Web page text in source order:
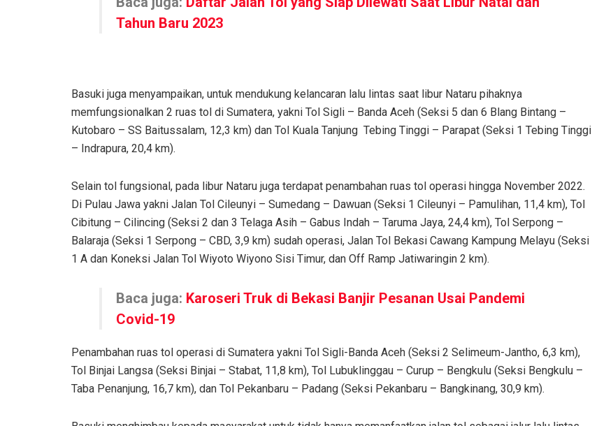
Tahun Baru 2023
Basuki juga menyampaikan, untuk mendukung kelancaran lalu lintas saat libur Nataru pihaknya
memfungsionalkan 2 ruas tol di Sumatera, yakni Tol Sigli – Banda Aceh (Seksi 5 dan 6 Blang Bintang –
Kutobaro – SS Baitussalam, 12,3 km) dan Tol Kuala Tanjung Tebing Tinggi – Parapat (Seksi 1 Tebing Tinggi
– Indrapura, 20,4 km).
Selain tol fungsional, pada libur Nataru juga terdapat penambahan ruas tol operasi hingga November 2022.
Di Pulau Jawa yakni Jalan Tol Cileunyi – Sumedang – Dawuan (Seksi 1 Cileunyi – Pamulihan, 11,4 km), Tol
Cibitung – Cilincing (Seksi 2 dan 3 Telaga Asih – Gabus Indah – Taruma Jaya, 24,4 km), Tol Serpong –
Balaraja (Seksi 1 Serpong – CBD, 3,9 km) sudah operasi, Jalan Tol Bekasi Cawang Kampung Melayu (Seksi
1 A dan Koneksi Jalan Tol Wiyoto Wiyono Sisi Timur, dan Off Ramp Jatiwaringin 2 km).
Baca juga: Karoseri Truk di Bekasi Banjir Pesanan Usai Pandemi
Covid-19
Penambahan ruas tol operasi di Sumatera yakni Tol Sigli-Banda Aceh (Seksi 2 Selimeum-Jantho, 6,3 km),
Tol Binjai Langsa (Seksi Binjai – Stabat, 11,8 km), Tol Lubuklinggau – Curup – Bengkulu (Seksi Bengkulu –
Taba Penanjung, 16,7 km), dan Tol Pekanbaru – Padang (Seksi Pekanbaru – Bangkinang, 30,9 km).